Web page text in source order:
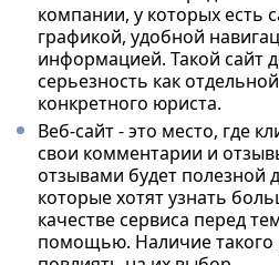
компании, у которых есть
графикой, удобной
информацией. Такой сайт
серьезность как
конкретного юриста.
Веб-сайт - это место, где
свои комментарии и
отзывами будет полезной
которые хотят узнать
качестве сервиса перед
помощью. Наличие такого